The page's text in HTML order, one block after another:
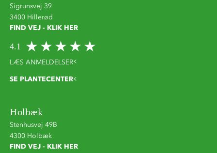
Sigrunsvej 39
3400 Hillerød
FIND VEJ - KLIK HER
4.1
LÆS ANMELDELSER
SE PLANTECENTER
Holbæk
Stenhusvej 49B
4300 Holbæk
FIND VEJ - KLIK HER